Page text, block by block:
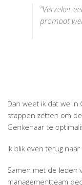
“Verzeker
promoot
Dan weet ik dat we
stappen zetten om
Genkenaar te
Ik blik even terug
Samen met de leden
managementteam